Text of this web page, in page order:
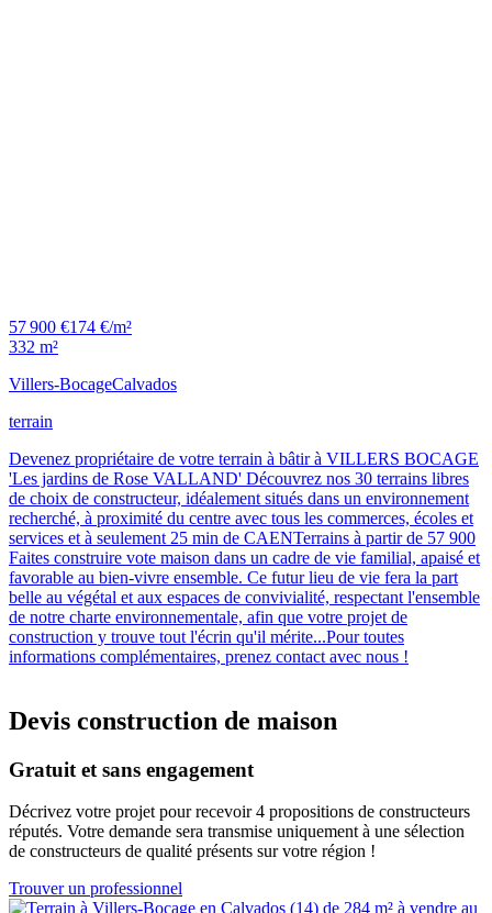
57 900 €174 €/m²
332 m²
Villers-BocageCalvados
terrain
Devenez propriétaire de votre terrain à bâtir à VILLERS BOCAGE
'Les jardins de Rose VALLAND' Découvrez nos 30 terrains libres
de choix de constructeur, idéalement situés dans un environnement
recherché, à proximité du centre avec tous les commerces, écoles et
services et à seulement 25 min de CAENTerrains à partir de 57 900
Faites construire vote maison dans un cadre de vie familial, apaisé et
favorable au bien-vivre ensemble. Ce futur lieu de vie fera la part
belle au végétal et aux espaces de convivialité, respectant l'ensemble
de notre charte environnementale, afin que votre projet de
construction y trouve tout l'écrin qu'il mérite...Pour toutes
informations complémentaires, prenez contact avec nous !
Devis construction de maison
Gratuit et sans engagement
Décrivez votre projet pour recevoir 4 propositions de constructeurs
réputés. Votre demande sera transmise uniquement à une sélection
de constructeurs de qualité présents sur votre région !
Trouver un professionnel